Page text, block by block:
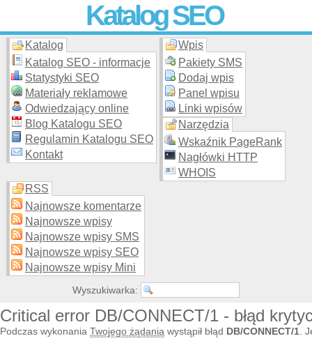
Katalog SEO
Skuteczna i promocja stron WWW –
moderowanego katalogu za darmo!
Katalog
Katalog SEO - informacje
Statystyki SEO
Materiały reklamowe
Odwiedzający online
Blog Katalogu SEO
Regulamin Katalogu SEO
Kontakt
Wpis
Pakiety SMS
Dodaj wpis
Panel wpisu
Linki wpisów
Narzędzia
Wskaźnik PageRank
Nagłówki HTTP
WHOIS
RSS
Najnowsze komentarze
Najnowsze wpisy
Najnowsze wpisy SMS
Najnowsze wpisy SEO
Najnowsze wpisy Mini
Wyszukiwarka:
Critical error DB/CONNECT/1 - błąd
Podczas wykonania Twojego żądania wystąpił błąd DB/CONNECT/1 .